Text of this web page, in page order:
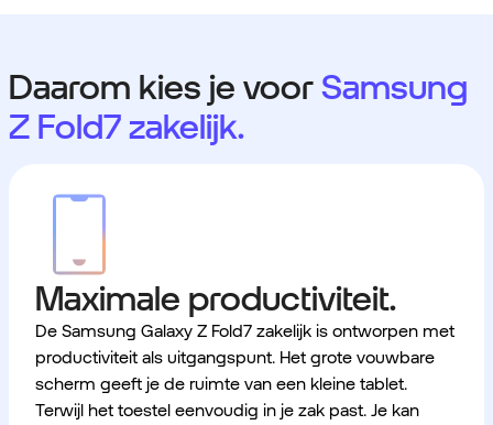
Daarom kies je voorSamsung
Z Fold7 zakelijk.
Maximale productiviteit.
De Samsung Galaxy Z Fold7 zakelijk is ontworpen met
productiviteit als uitgangspunt. Het grote vouwbare
scherm geeft je de ruimte van een kleine tablet.
Terwijl het toestel eenvoudig in je zak past. Je kan